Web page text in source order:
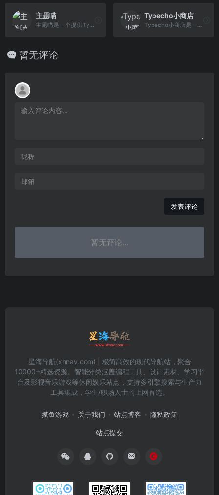
主题喵
主题喵是一个提供Typecho和WordPress主题的网站，收录了各种风格和功能的主题，以及独立程序。您可以在这里找到适合您的主题，或者投稿您的原创作品。
Typecho小商店
Typecho小商店是一个 Typecho主题/插件/Html源码个人原创付费资源站
暂无评论
发表评论
暂无评论...
星海导航(xhnav.com) | 极简高效的现代导航站，聚合
10000+精选资源。智能分类涵盖编程工具、设计素材、学习平
台及影视音乐游戏等休闲娱乐站点，支持多引擎搜索与生产力
工具集成，学生/职场人士的上网首选。
摸鱼游戏 关于我们 站点博客 隐私政策
站点提交